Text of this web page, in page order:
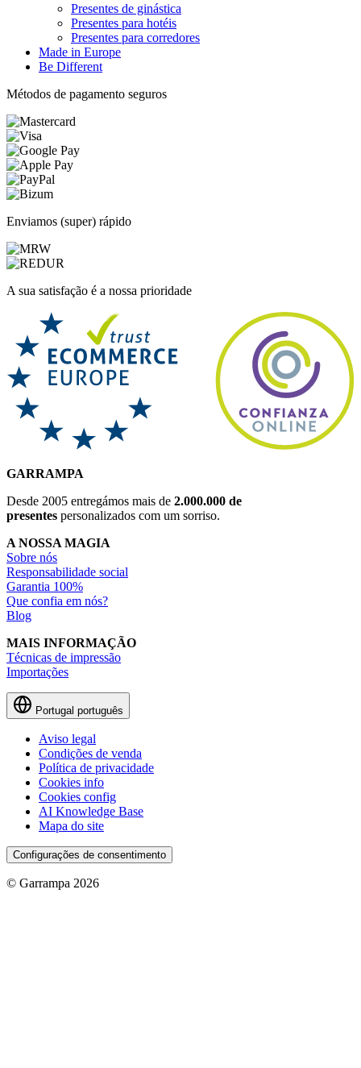
Presentes de ginástica
Presentes para hotéis
Presentes para corredores
Made in Europe
Be Different
Métodos de pagamento seguros
Enviamos (super) rápido
A sua satisfação é a nossa prioridade
GARRAMPA
Desde 2005 entregámos mais de 2.000.000 de
presentes personalizados com um sorriso.
A NOSSA MAGIA
Sobre nós
Responsabilidade social
Garantia 100%
Que confia em nós?
Blog
MAIS INFORMAÇÃO
Técnicas de impressão
Importações
Portugal português
Aviso legal
Condições de venda
Política de privacidade
Cookies info
Cookies config
AI Knowledge Base
Mapa do site
Configurações de consentimento
© Garrampa 2026